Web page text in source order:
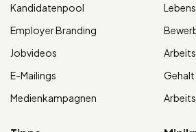
Kandidatenpool
Employer Branding
Jobvideos
E-Mailings
Medienkampagnen
Gehalt